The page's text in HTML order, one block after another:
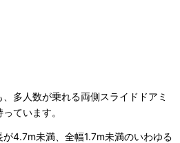
多人数が乗れる両側スライドドアミ
ています。
4.7m未満、全幅1.7m未満のいわゆる